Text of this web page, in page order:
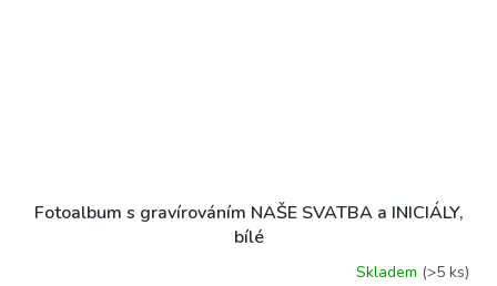
Fotoalbum s gravírováním NAŠE SVATBA a INICIÁLY,
bílé
Skladem (>5 ks)